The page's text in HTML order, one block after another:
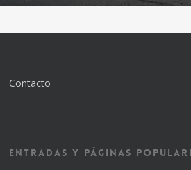
Contacto
Entradas y Páginas